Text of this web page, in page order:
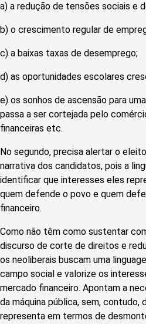
a) a redução de tensões sociais e
b) o crescimento regular de
c) a baixas taxas de desemprego;
d) as oportunidades escolares
e) os sonhos de ascensão para
passa a ser cortejada pelo
financeiras etc.
No segundo, precisa alertar o
narrativa dos candidatos, pois a
identificar que interesses eles
quem defende o povo e quem
financeiro.
Como não têm como sustentar
discurso de corte de direitos e
os neoliberais buscam uma
campo social e valorize os
mercado financeiro. Apontam a
da máquina pública, sem, contudo,
representa em termos de